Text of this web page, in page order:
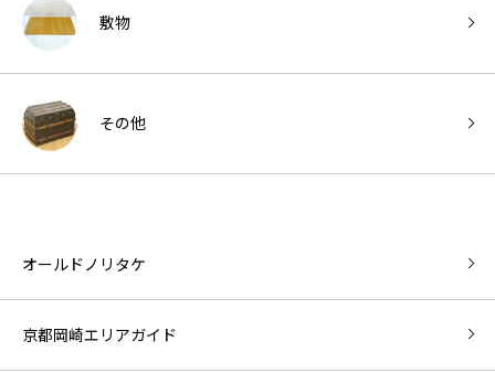
敷物
その他
オールドノリタケ
京都岡崎エリアガイド